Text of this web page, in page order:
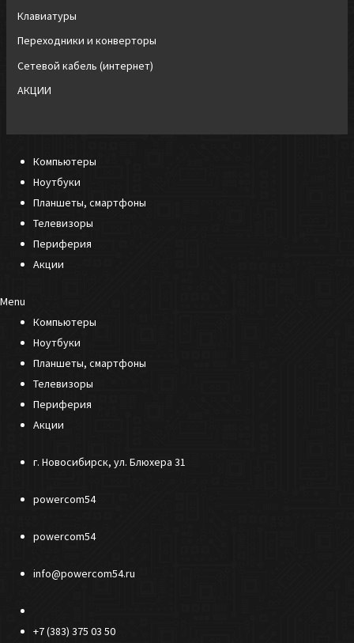
Клавиатуры
Переходники и конверторы
Сетевой кабель (интернет)
АКЦИИ
Компьютеры
Ноутбуки
Планшеты, смартфоны
Телевизоры
Периферия
Акции
Menu
Компьютеры
Ноутбуки
Планшеты, смартфоны
Телевизоры
Периферия
Акции
г. Новосибирск, ул. Блюхера 31
powercom54
powercom54
info@powercom54.ru
+7 (383) 375 03 50